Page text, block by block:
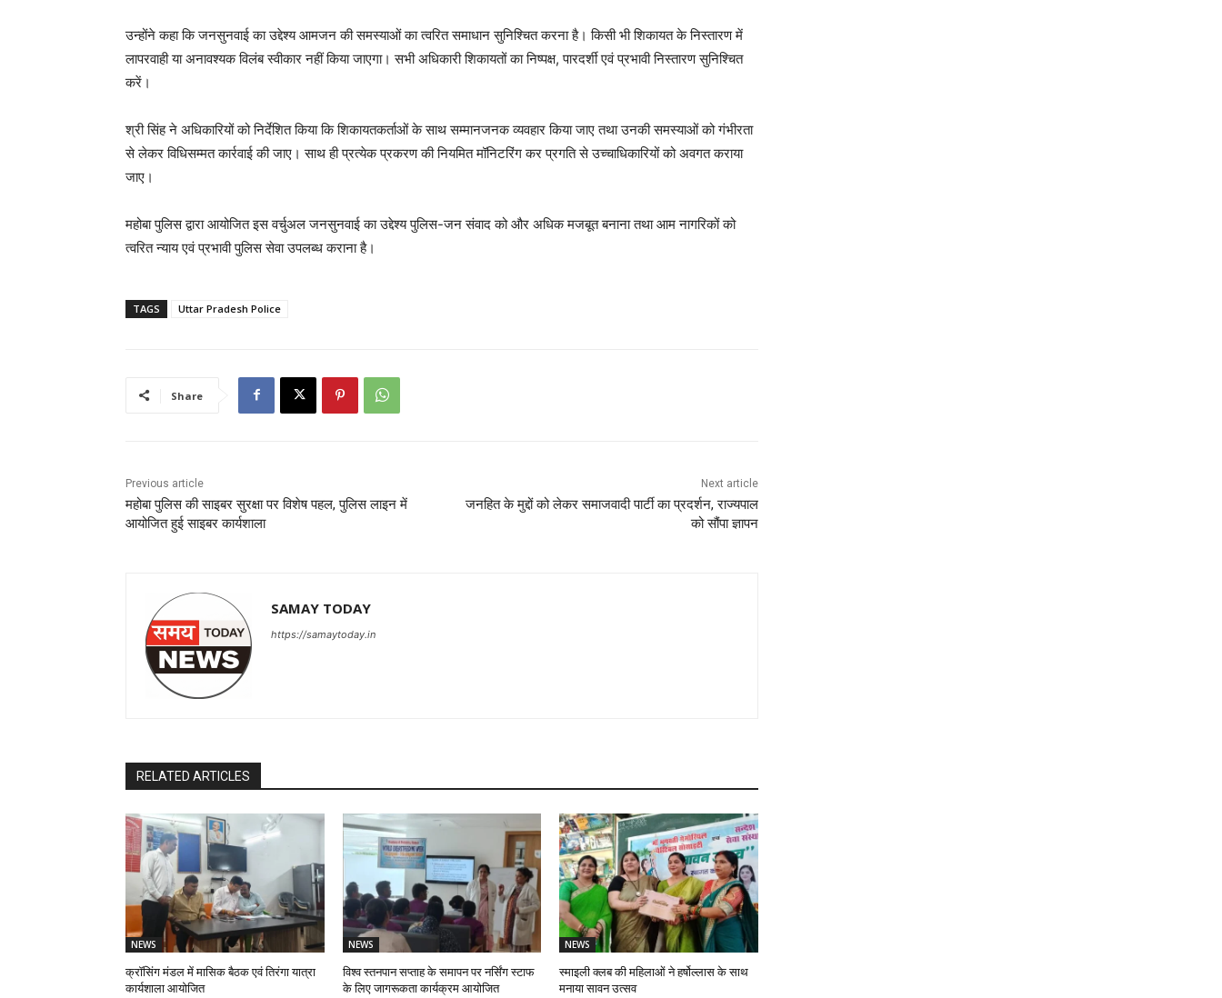
उन्होंने कहा कि जनसुनवाई का उद्देश्य आमजन की समस्याओं का त्वरित समाधान सुनिश्चित करना है। किसी भी शिकायत के निस्तारण में
लापरवाही या अनावश्यक विलंब स्वीकार नहीं किया जाएगा। सभी अधिकारी शिकायतों का निष्पक्ष, पारदर्शी एवं प्रभावी निस्तारण सुनिश्चित
करें।
श्री सिंह ने अधिकारियों को निर्देशित किया कि शिकायतकर्ताओं के साथ सम्मानजनक व्यवहार किया जाए तथा उनकी समस्याओं को गंभीरता
से लेकर विधिसम्मत कार्रवाई की जाए। साथ ही प्रत्येक प्रकरण की नियमित मॉनिटरिंग कर प्रगति से उच्चाधिकारियों को अवगत कराया
जाए।
महोबा पुलिस द्वारा आयोजित इस वर्चुअल जनसुनवाई का उद्देश्य पुलिस-जन संवाद को और अधिक मजबूत बनाना तथा आम नागरिकों को
त्वरित न्याय एवं प्रभावी पुलिस सेवा उपलब्ध कराना है।
TAGS Uttar Pradesh Police
Share
Previous article
महोबा पुलिस की साइबर सुरक्षा पर विशेष पहल, पुलिस लाइन में
आयोजित हुई साइबर कार्यशाला
Next article
जनहित के मुद्दों को लेकर समाजवादी पार्टी का प्रदर्शन, राज्यपाल
को सौंपा ज्ञापन
SAMAY TODAY
https://samaytoday.in
RELATED ARTICLES
NEWS
क्रॉसिंग मंडल में मासिक बैठक एवं तिरंगा यात्रा
कार्यशाला आयोजित
NEWS
विश्व स्तनपान सप्ताह के समापन पर नर्सिंग स्टाफ
के लिए जागरूकता कार्यक्रम आयोजित
NEWS
स्माइली क्लब की महिलाओं ने हर्षोल्लास के साथ
मनाया सावन उत्सव